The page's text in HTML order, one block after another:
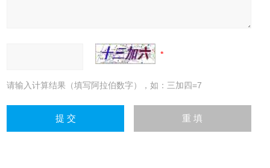
请输入计算结果（填写阿拉伯数字），如：三加四=7